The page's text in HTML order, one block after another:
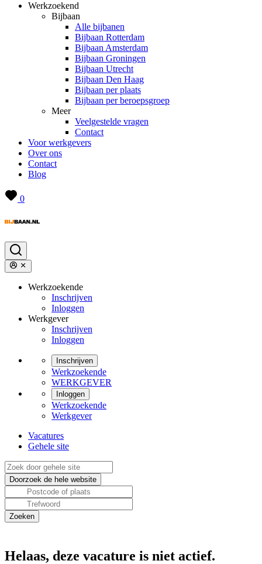
Werkzoekend
Bijbaan
Alle bijbanen
Bijbaan Rotterdam
Bijbaan Amsterdam
Bijbaan Groningen
Bijbaan Utrecht
Bijbaan Den Haag
Bijbaan per plaats
Bijbaan per beroepsgroep
Meer
Veelgestelde vragen
Contact
Voor werkgevers
Over ons
Contact
Blog
0
Werkzoekende
Inschrijven
Inloggen
Werkgever
Inschrijven
Inloggen
Inschrijven
Werkzoekende
WERKGEVER
Inloggen
Werkzoekende
Werkgever
Vacatures
Gehele site
Helaas, deze vacature is niet actief.